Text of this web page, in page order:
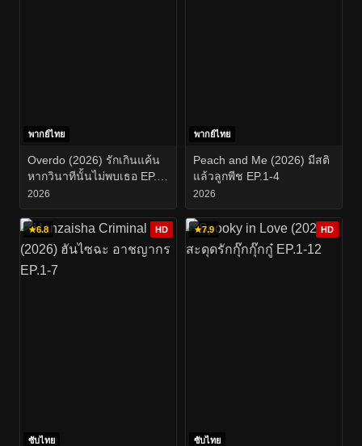
พากย์ไทย
Overdo (2026) รักเกินแค้น
หากวินาทีนั้นไม่พบเธอ EP.1-
33
2026
พากย์ไทย
Peach and Me (2026) มีสติ
แล้วลูกพีช EP.1-4
2026
★6.8 HD
ซับไทย
★7.9 HD
ซับไทย